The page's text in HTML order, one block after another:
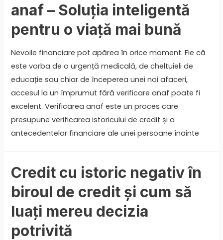
anaf – Soluția inteligentă
pentru o viață mai bună
Nevoile financiare pot apărea în orice moment. Fie că
este vorba de o urgență medicală, de cheltuieli de
educație sau chiar de începerea unei noi afaceri,
accesul la un împrumut fără verificare anaf poate fi
excelent. Verificarea anaf este un proces care
presupune verificarea istoricului de credit și a
antecedentelor financiare ale unei persoane înainte
Credit cu istoric negativ în
biroul de credit și cum să
luați mereu decizia
potrivită